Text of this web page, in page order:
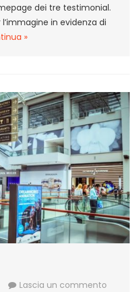
dei tre testimonial.
in evidenza di
»
Lascia un commento